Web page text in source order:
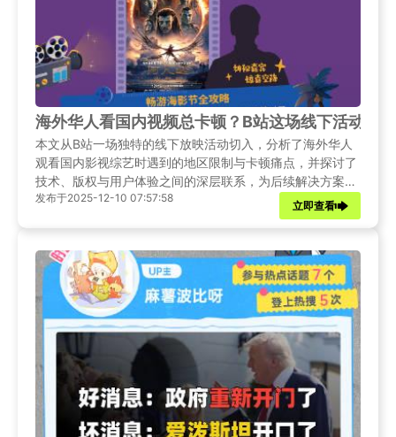
海外华人看国内视频总卡顿？B站这场线下活动，
本文从B站一场独特的线下放映活动切入，分析了海外华人
观看国内影视综艺时遇到的地区限制与卡顿痛点，并探讨了
技术、版权与用户体验之间的深层联系，为后续解决方案提
供思考背景。
发布于2025-12-10 07:57:58
立即查看